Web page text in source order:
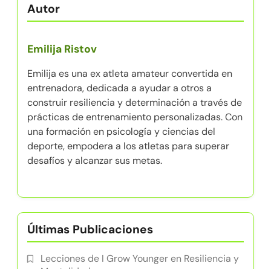
Autor
Emilija Ristov
Emilija es una ex atleta amateur convertida en
entrenadora, dedicada a ayudar a otros a
construir resiliencia y determinación a través de
prácticas de entrenamiento personalizadas. Con
una formación en psicología y ciencias del
deporte, empodera a los atletas para superar
desafíos y alcanzar sus metas.
Últimas Publicaciones
Lecciones de I Grow Younger en Resiliencia y